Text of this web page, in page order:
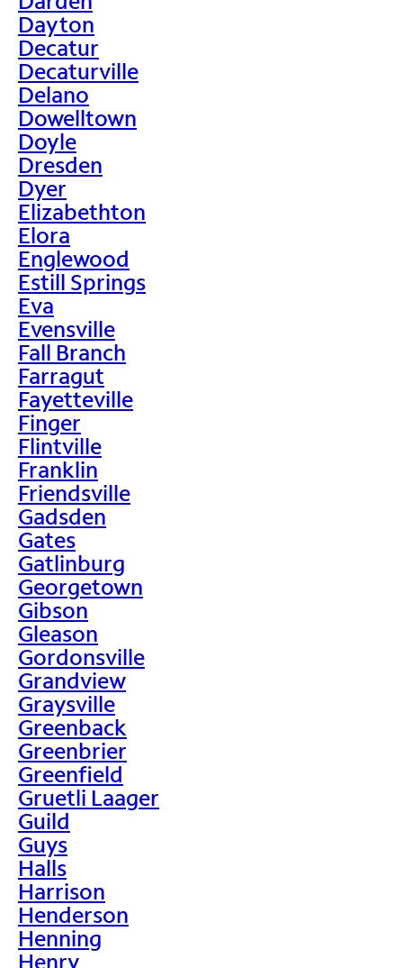
Dayton
Decatur
Decaturville
Delano
Dowelltown
Doyle
Dresden
Dyer
Elizabethton
Elora
Englewood
Estill Springs
Eva
Evensville
Fall Branch
Farragut
Fayetteville
Finger
Flintville
Franklin
Friendsville
Gadsden
Gates
Gatlinburg
Georgetown
Gibson
Gleason
Gordonsville
Grandview
Graysville
Greenback
Greenbrier
Greenfield
Gruetli Laager
Guild
Guys
Halls
Harrison
Henderson
Henning
Henry